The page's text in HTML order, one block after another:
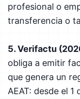
profesional o
transferencia o
5. Verifactu
obliga a emitir
que genera un
AEAT: desde el